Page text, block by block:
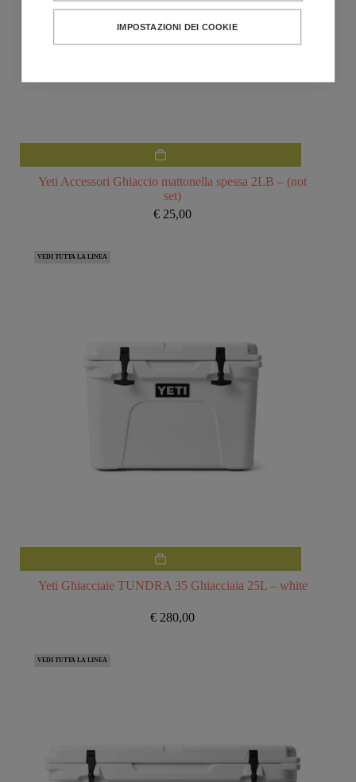
Yeti Accessori Ghiaccio mattonella spessa 2LB – (not
set)
€ 25,00
VEDI TUTTA LA LINEA
Yeti Ghiacciaie TUNDRA 35 Ghiacciaia 25L – white
€ 280,00
VEDI TUTTA LA LINEA
IMPOSTAZIONI DEI COOKIE